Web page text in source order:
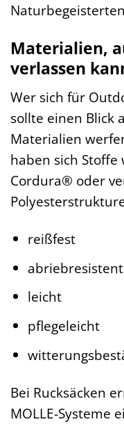
Materialien,
verlassen
Wer sich für
sollte einen Blick
Materialien
haben sich Stoffe
Cordura® oder
reißfest
abriebresistent
leicht
pflegeleicht
Bei Rucksäcken
MOLLE-Systeme